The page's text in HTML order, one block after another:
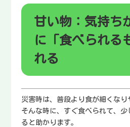
甘い物：気持ち
に「食べられる
れる
災害時は、普段より食が細くなり
そんな時に、すぐ食べられて、少
ると助かります。